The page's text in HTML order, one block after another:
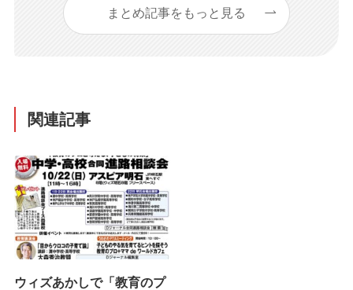
まとめ記事をもっと見る
関連記事
ウィズあかしで「教育のプ